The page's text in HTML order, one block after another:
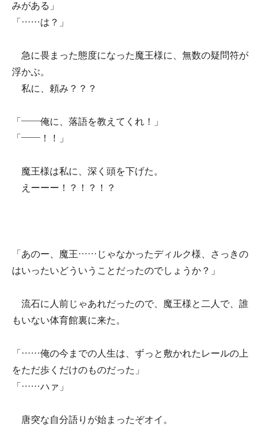
みがある」
「……は？」
急に畏まった態度になった魔王様に、無数の疑問符が
浮かぶ。
私に、頼み？？？
「――俺に、落語を教えてくれ！」
「――！！」
魔王様は私に、深く頭を下げた。
えーーー！？！？！？
「あのー、魔王……じゃなかったディルク様、さっきの
はいったいどういうことだったのでしょうか？」
流石に人前じゃあれだったので、魔王様と二人で、誰
もいない体育館裏に来た。
「……俺の今までの人生は、ずっと敷かれたレールの上
をただ歩くだけのものだった」
「……ハァ」
唐突な自分語りが始まったぞオイ。